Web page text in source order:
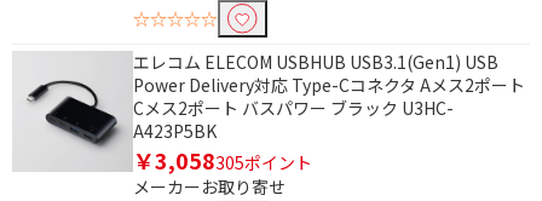
☆☆☆☆☆
エレコム ELECOM USBHUB USB3.1(Gen1) USB
Power Delivery対応 Type-Cコネクタ Aメス2ポート
Cメス2ポート バスパワー ブラック U3HC-
A423P5BK
￥3,058305ポイント
メーカーお取り寄せ
除外する にチェックを入れると、指定したワード
を除外して検索します。
価格で絞り込む